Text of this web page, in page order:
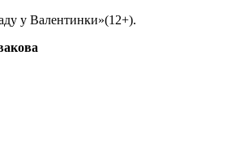
у Валентинки»(12+).